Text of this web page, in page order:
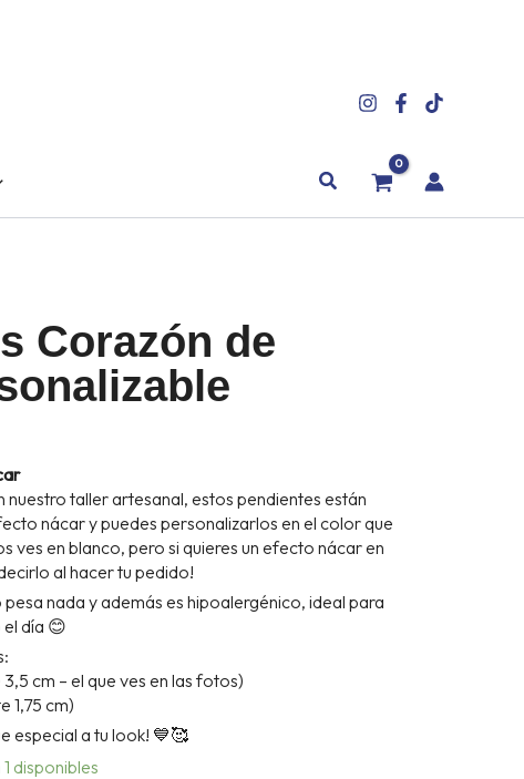
Buscar
Corazón de
nuestro taller artesanal, estos pendientes están
nácar y puedes personalizarlos en el color que
ves en blanco, pero si quieres un efecto nácar en
al hacer tu pedido!
nada y además es hipoalergénico, ideal para
día 😊
cm – el que ves en las fotos)
1,75 cm)
especial a tu look! 💙🥰
disponibles